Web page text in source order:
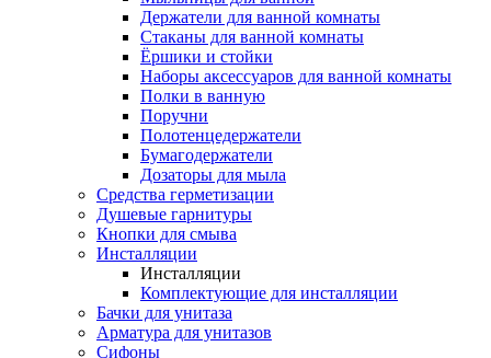
Держатели для ванной комнаты
Стаканы для ванной комнаты
Ёршики и стойки
Наборы аксессуаров для ванной комнаты
Полки в ванную
Поручни
Полотенцедержатели
Бумагодержатели
Дозаторы для мыла
Средства герметизации
Душевые гарнитуры
Кнопки для смыва
Инсталляции
Инсталляции
Комплектующие для инсталляции
Бачки для унитаза
Арматура для унитазов
Сифоны